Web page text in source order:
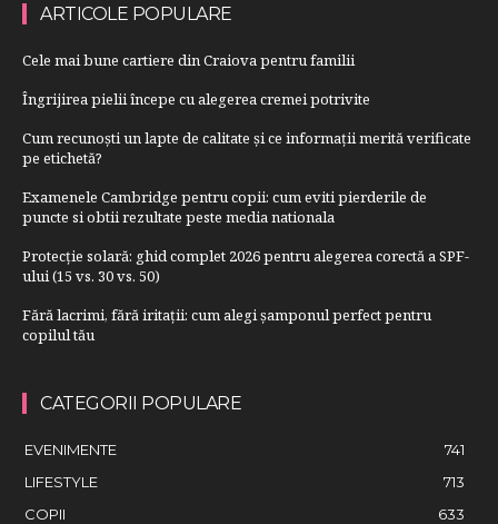
ARTICOLE POPULARE
Cele mai bune cartiere din Craiova pentru familii
Îngrijirea pielii începe cu alegerea cremei potrivite
Cum recunoști un lapte de calitate și ce informații merită verificate
pe etichetă?
Examenele Cambridge pentru copii: cum eviti pierderile de
puncte si obtii rezultate peste media nationala
Protecție solară: ghid complet 2026 pentru alegerea corectă a SPF-
ului (15 vs. 30 vs. 50)
Fără lacrimi, fără iritații: cum alegi șamponul perfect pentru
copilul tău
CATEGORII POPULARE
EVENIMENTE
741
LIFESTYLE
713
COPII
633